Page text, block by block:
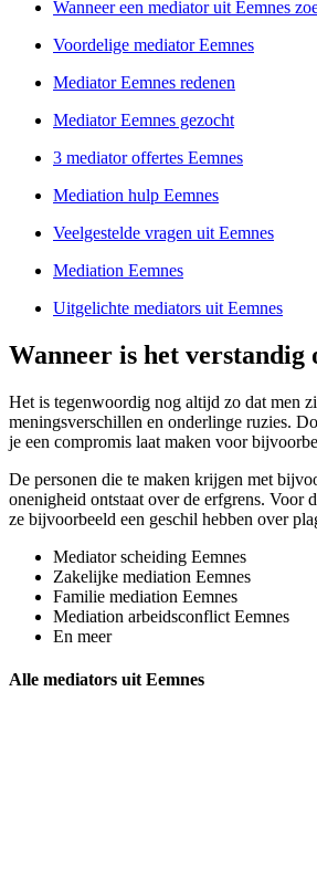
Wanneer een mediator uit Eemnes
Voordelige mediator Eemnes
Mediator Eemnes redenen
Mediator Eemnes gezocht
3 mediator offertes Eemnes
Mediation hulp Eemnes
Veelgestelde vragen uit Eemnes
Mediation Eemnes
Uitgelichte mediators uit Eemnes
Wanneer is het verstandig
Het is tegenwoordig nog altijd zo dat men
meningsverschillen en onderlinge ruzies.
je een compromis laat maken voor
De personen die te maken krijgen met
onenigheid ontstaat over de erfgrens. Voor
ze bijvoorbeeld een geschil hebben over
Mediator scheiding Eemnes
Zakelijke mediation Eemnes
Familie mediation Eemnes
Mediation arbeidsconflict Eemnes
En meer
Alle mediators uit Eemnes